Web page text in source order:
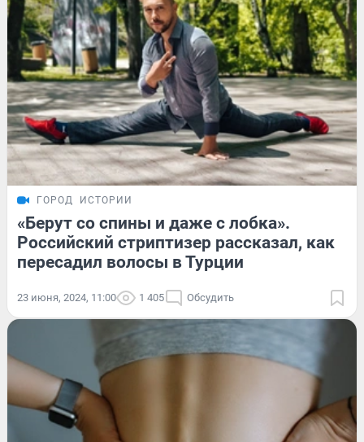
ГОРОД ИСТОРИИ
«Берут со спины и даже с лобка».
Российский стриптизер рассказал, как
пересадил волосы в Турции
23 июня, 2024, 11:00 1 405 Обсудить